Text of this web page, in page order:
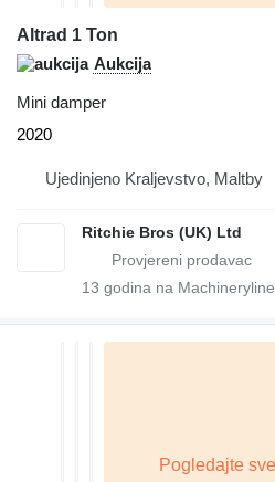
Altrad 1 Ton
Aukcija
Mini damper
2020
Ujedinjeno Kraljevstvo, Maltby
Ritchie Bros (UK) Ltd
13 godina na Machineryline